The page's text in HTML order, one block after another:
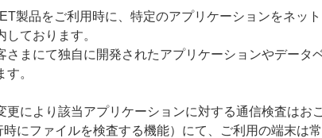
製品をご利用時に、特定のアプリケーションをネッ
しております。
さまにて独自に開発されたアプリケーションやデー
す。
更により該当アプリケーションに対する通信検査は
時にファイルを検査する機能）にて、ご利用の端末は